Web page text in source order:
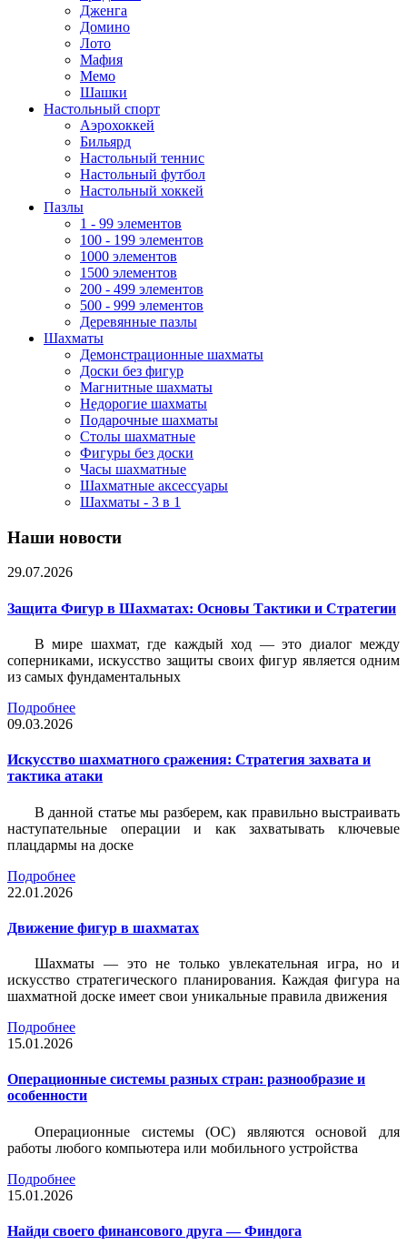
Дженга
Домино
Лото
Мафия
Мемо
Шашки
Настольный спорт
Аэрохоккей
Бильярд
Настольный теннис
Настольный футбол
Настольный хоккей
Пазлы
1 - 99 элементов
100 - 199 элементов
1000 элементов
1500 элементов
200 - 499 элементов
500 - 999 элементов
Деревянные пазлы
Шахматы
Демонстрационные шахматы
Доски без фигур
Магнитные шахматы
Недорогие шахматы
Подарочные шахматы
Столы шахматные
Фигуры без доски
Часы шахматные
Шахматные аксессуары
Шахматы - 3 в 1
Наши новости
29.07.2026
Защита Фигур в Шахматах: Основы Тактики и Стратегии
В мире шахмат, где каждый ход — это диалог между
соперниками, искусство защиты своих фигур является одним
из самых фундаментальных
Подробнее
09.03.2026
Искусство шахматного сражения: Стратегия захвата и
тактика атаки
В данной статье мы разберем, как правильно выстраивать
наступательные операции и как захватывать ключевые
плацдармы на доске
Подробнее
22.01.2026
Движение фигур в шахматах
Шахматы — это не только увлекательная игра, но и
искусство стратегического планирования. Каждая фигура на
шахматной доске имеет свои уникальные правила движения
Подробнее
15.01.2026
Операционные системы разных стран: разнообразие и
особенности
Операционные системы (ОС) являются основой для
работы любого компьютера или мобильного устройства
Подробнее
15.01.2026
Найди своего финансового друга — Финдога